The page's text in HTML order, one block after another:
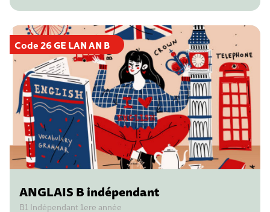
Code 26 GE LAN AN B
ANGLAIS B indépendant
B1 Indépendant 1ere année